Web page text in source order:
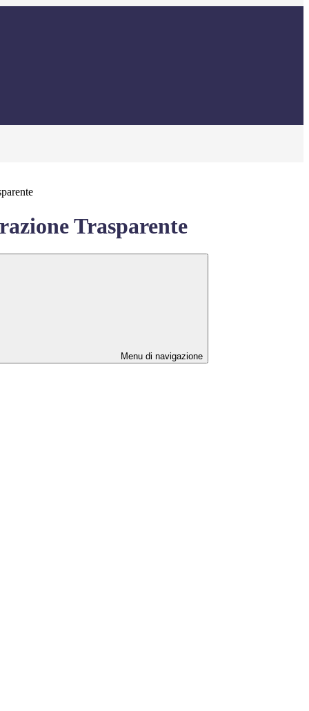
Trasparente
Menu di navigazione